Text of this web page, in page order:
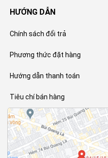
HƯỚNG DẪN
Chính sách đổi trả
Phương thức đặt hàng
Hướng dẫn thanh toán
Tiêu chí bán hàng